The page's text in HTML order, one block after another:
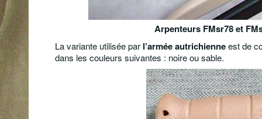
Arpenteurs FMsr78 et
La variante utilisée par l’armée autrichienneest de
dans les couleurs suivantes : noire ou sable.